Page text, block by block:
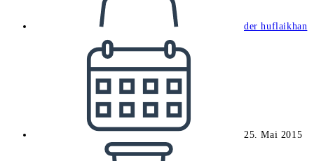
der huflaikhan
veröffentlicht:
25. Mai 2015